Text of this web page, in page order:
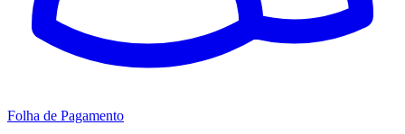
Folha de Pagamento